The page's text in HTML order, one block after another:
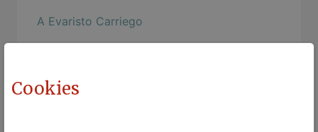
A Evaristo Carriego
Power Flower
Guardami!
Cookies